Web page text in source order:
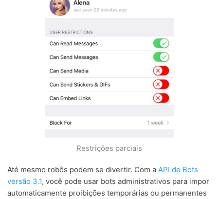
Restrições parciais
Até mesmo robôs podem se divertir. Com a API de Bots
versão 3.1, você pode usar bots administrativos para impor
automaticamente proibições temporárias ou permanentes